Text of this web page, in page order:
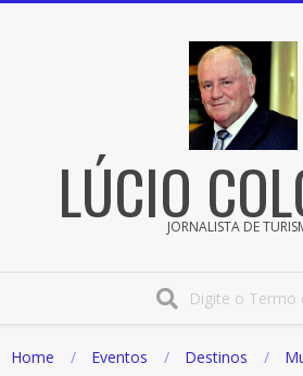
LÚCIOJORNALISTA DE
Home Eventos Destinos